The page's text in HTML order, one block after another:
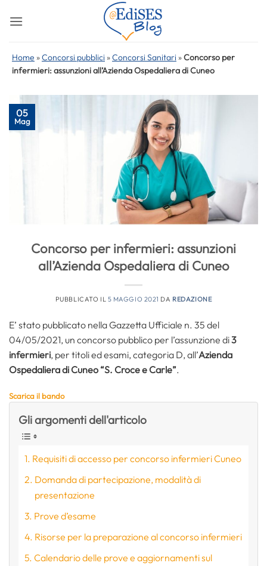
Home »Concorsi pubblici »Concorsi Sanitari »Concorso per
infermieri: assunzioni all’Azienda Ospedaliera di Cuneo
05
Mag
Concorso per infermieri: assunzioni
all’Azienda Ospedaliera di Cuneo
PUBBLICATO IL 5 MAGGIO 2021 DA REDAZIONE
E’ stato pubblicato nella Gazzetta Ufficiale n. 35 del
04/05/2021, un concorso pubblico per l’assunzione di3
infermieri, per titoli ed esami, categoria D, all’Azienda
Ospedaliera di Cuneo “S. Croce e Carle”.
Scarica il bando
Gli argomenti dell'articolo
Requisiti di accesso per concorso infermieri Cuneo
Domanda di partecipazione, modalità di
presentazione
Prove d’esame
Risorse per la preparazione al concorso infermieri
Calendario delle prove e aggiornamenti sul